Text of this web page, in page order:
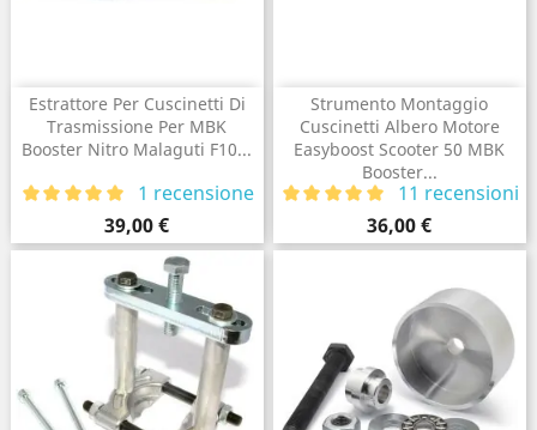
Estrattore Per Cuscinetti Di
Trasmissione Per MBK
Booster Nitro Malaguti F10...
Prezzo
39,00 €
1 recensione
Strumento Montaggio
Cuscinetti Albero Motore
Easyboost Scooter 50 MBK
Booster...
Prezzo
36,00 €
11 recensioni